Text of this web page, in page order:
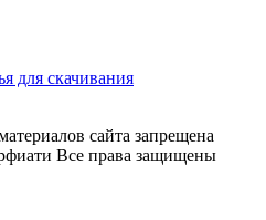
для скачивания
сайта запрещена
Все права защищены